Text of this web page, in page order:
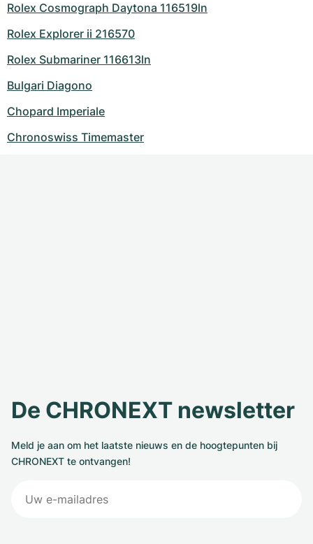
Rolex Cosmograph Daytona 116519ln
Rolex Explorer ii 216570
Rolex Submariner 116613ln
Bulgari Diagono
Chopard Imperiale
Chronoswiss Timemaster
De CHRONEXT newsletter
Meld je aan om het laatste nieuws en de hoogtepunten bij
CHRONEXT te ontvangen!